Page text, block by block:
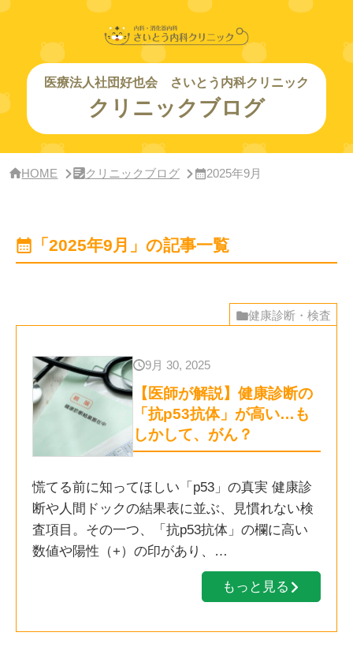
ニッ
医療法人社団好也会 さいとう内科クリニック
クリニックブログ
HOME クリニックブログ 2025年9月
「2025年9月」の記事一覧
健康診断・検査
9月 30, 2025
【医師が解説】健康診断の
「抗p53抗体」が高い…も
しかして、がん？
慌てる前に知ってほしい「p53」の真実 健康診
断や人間ドックの結果表に並ぶ、見慣れない検
査項目。その一つ、「抗p53抗体」の欄に高い
数値や陽性（+）の印があり、…
もっと見る